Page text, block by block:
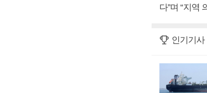
다”며 “지역
인기기사